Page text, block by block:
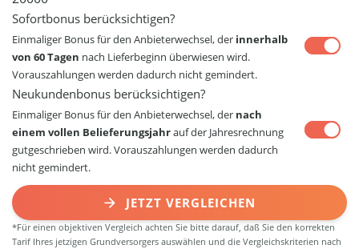
Sofortbonus berücksichtigen?
Einmaliger Bonus für den Anbieterwechsel, der innerhalb
von 60 Tagen nach Lieferbeginn überwiesen wird.
Vorauszahlungen werden dadurch nicht gemindert.
Neukundenbonus berücksichtigen?
Einmaliger Bonus für den Anbieterwechsel, der nach
einem vollen Belieferungsjahrauf der Jahresrechnung
gutgeschrieben wird. Vorauszahlungen werden dadurch
nicht gemindert.
JETZT VERGLEICHEN
*Für einen objektiven Vergleich achten Sie bitte darauf, daß Sie den korrekten
Tarif Ihres jetzigen Grundversorgers auswählen und die Vergleichskriterien nach